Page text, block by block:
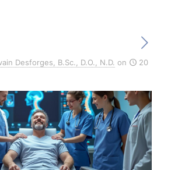
Desforges, B.Sc., D.O., N.D. on
20